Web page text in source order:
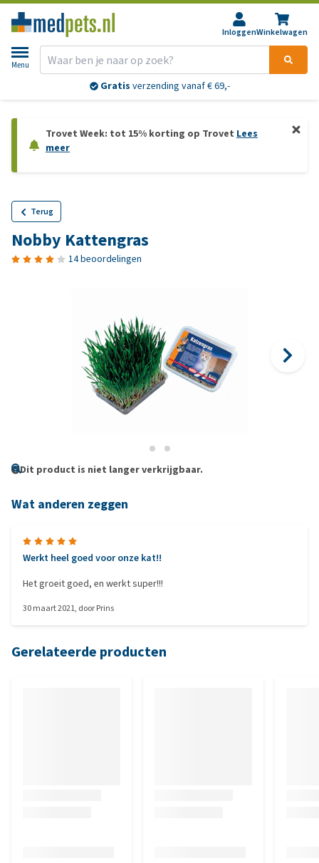
InloggenWinkelwagen
Menu
Gratis verzending vanaf € 69,-
Trovet Week: tot 15% korting op Trovet Lees
meer
Terug
Nobby Kattengras
14 beoordelingen
Dit product is niet langer verkrijgbaar.
Wat anderen zeggen
Werkt heel goed voor onze kat!!
Het groeit goed, en werkt super!!!
30 maart 2021, doorPrins
Gerelateerde producten